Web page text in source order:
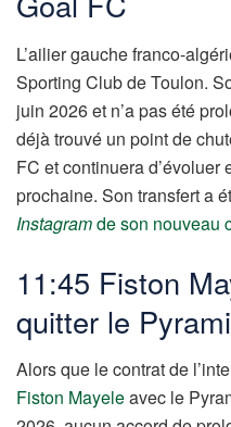
L’ailier gauche franco-
Sporting Club de Toulon.
juin 2026 et n’a pas été
déjà trouvé un point de
FC et continuera
prochaine. Son transfert a
Instagramde son nouveau
11:45 Fiston
quitter le
Alors que le contrat de
Fiston Mayeleavec le